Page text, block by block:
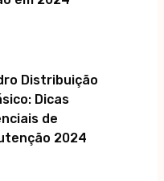
Distribuição
Dicas
de
2024